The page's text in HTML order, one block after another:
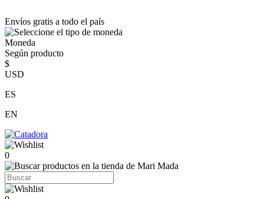
Envíos gratis a todo el país
Moneda
Según producto
$
USD
ES
EN
0